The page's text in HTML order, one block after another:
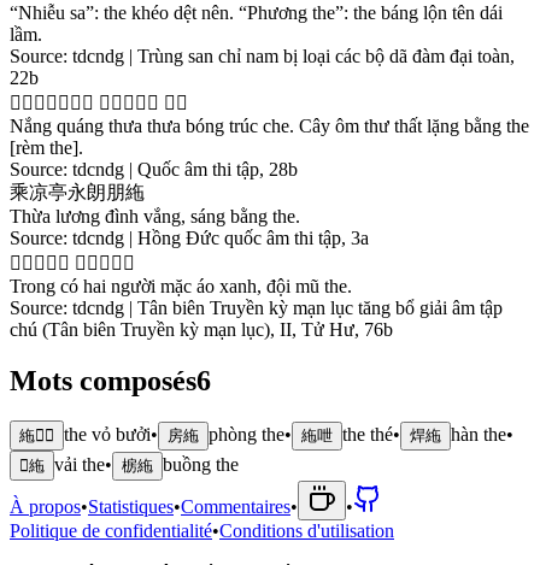
“Nhiễu sa”: the khéo dệt nên. “Phương the”: the báng lộn tên dái
lầm.
Source: tdcndg | Trùng san chỉ nam bị loại các bộ dã đàm đại toàn,
22b
𪹷 爌 踈 踈 俸 竹 𩂏 𣘃 庵 書 室 浪 朋 絁
Nắng quáng thưa thưa bóng trúc che. Cây ôm thư thất lặng bằng the
[rèm the].
Source: tdcndg | Quốc âm thi tập, 28b
乘凉亭永朗朋絁
Thừa lương đình vắng, sáng bằng the.
Source: tdcndg | Hồng Đức quốc âm thi tập, 3a
𥪞 固 𠄩 㝵 默 襖 撑 隊 帽 絁
Trong có hai người mặc áo xanh, đội mũ the.
Source: tdcndg | Tân biên Truyền kỳ mạn lục tăng bổ giải âm tập
chú (Tân biên Truyền kỳ mạn lục), II, Tử Hư, 76b
Mots composés6
絁𤿭𣞻 the vỏ bưởi• 房絁 phòng the• 絁呭 the thé• 焊絁 hàn the•
𡲫絁 vải the• 椖絁 buồng the
À propos•Statistiques•Commentaires•
•
Politique de confidentialité•Conditions d'utilisation